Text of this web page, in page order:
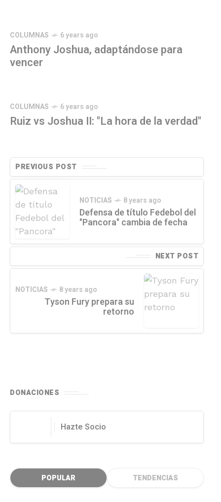
COLUMNAS 6 years ago
Anthony Joshua, adaptándose para
vencer
COLUMNAS 6 years ago
Ruiz vs Joshua II: "La hora de la verdad"
PREVIOUS POST
NOTICIAS 8 years ago
Defensa de título Fedebol del
"Pancora" cambia de fecha
NEXT POST
NOTICIAS 8 years ago
Tyson Fury prepara su
retorno
DONACIONES
Hazte Socio
POPULAR TENDENCIAS